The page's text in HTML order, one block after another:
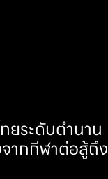
ระดับตำนาน
ากกีฬาต่อสู้ถึง